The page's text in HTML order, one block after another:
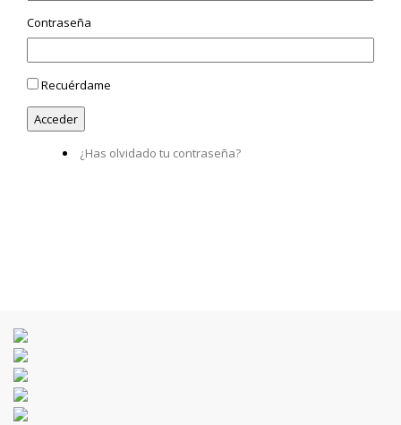
Contraseña
Recuérdame
¿Has olvidado tu contraseña?